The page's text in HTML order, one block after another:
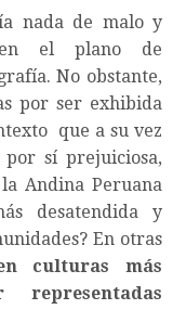
nada de malo y
en el plano de
No obstante,
por ser exhibida
que a su vez
sí prejuiciosa,
Andina Peruana
desatendida y
En otras
culturas más